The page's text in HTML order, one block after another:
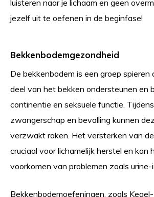
luisteren naar je lichaam en geen
jezelf uit te oefenen in de beginfase!
Bekkenbodemgezondheid
De bekkenbodem is een groep spieren
deel van het bekken ondersteunen en
continentie en seksuele functie.
zwangerschap en bevalling kunnen
verzwakt raken. Het versterken van
cruciaal voor lichamelijk herstel en kan
voorkomen van problemen zoals
Bekkenbodemoefeningen, zoals